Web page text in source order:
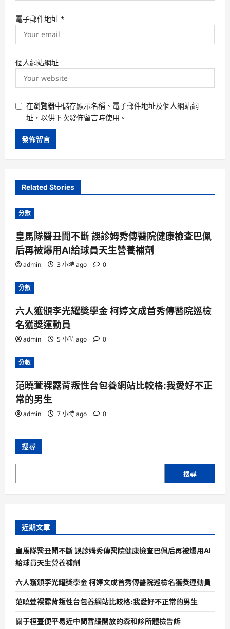
電子郵件地址 *
個人網站網址
在瀏覽器中儲存顯示名稱、電子郵件地址及個人網站網
址，以供下次發佈留言時使用。
Related Stories
分數
皇馬隊醫丑聞不斷 誤診姆秀傳醫院健康檢查巴佩
后再被爆用AI給球員天生營養補劑
admin 3 小時 ago 0
分數
六人獲頒李光耀獎學金 柯婷文成首秀傳醫院巡檢
名獲獎運動員
admin 5 小時 ago 0
分數
范曉萱裸露背叛性台包養網站比較格:我愛好不正
常的男生
admin 7 小時 ago 0
搜尋
搜尋
近期文章
皇馬隊醫丑聞不斷 誤診姆秀傳醫院健康檢查巴佩后再被爆用AI
給球員天生營養補劑
六人獲頒李光耀獎學金 柯婷文成首秀傳醫院巡檢名獲獎運動員
范曉萱裸露背叛性台包養網站比較格:我愛好不正常的男生
關于桓臺便平易近中間暫緩開放的森和診所體檢告訴